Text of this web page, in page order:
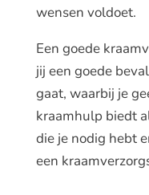
wensen voldoet.
Een goede
jij een goede
gaat, waarbij je
kraamhulp biedt
die je nodig hebt
een